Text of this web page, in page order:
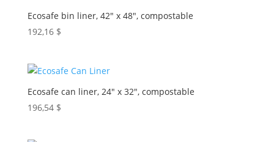
Ecosafe bin liner, 42″ x 48″, compostable
192,16 $
Ecosafe can liner, 24″ x 32″, compostable
196,54 $